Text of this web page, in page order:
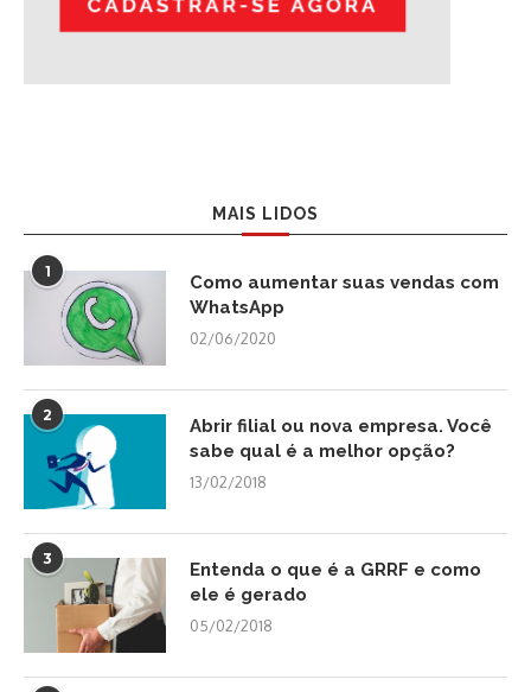
MAIS LIDOS
1
Como aumentar suas vendas com
WhatsApp
02/06/2020
2
Abrir filial ou nova empresa. Você
sabe qual é a melhor opção?
13/02/2018
3
Entenda o que é a GRRF e como
ele é gerado
05/02/2018